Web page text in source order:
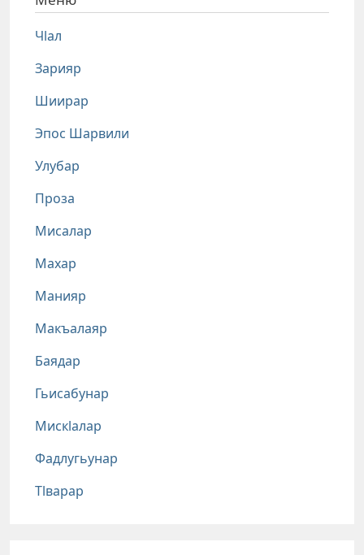
Чlал
Зарияр
Шиирар
Эпос Шарвили
Улубар
Проза
Мисалар
Махар
Манияр
Макъалаяр
Баядар
Гьисабунар
Мискlалар
Фадлугьунар
Тlварар